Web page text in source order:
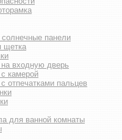
солнечные панели
щетка
входную дверь
камерой
отпечатками пальцев
для ванной комнаты